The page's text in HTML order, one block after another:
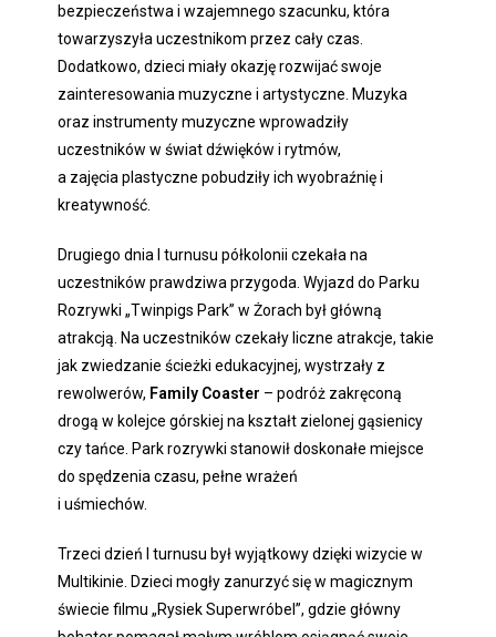
bezpieczeństwa i wzajemnego szacunku, która
towarzyszyła uczestnikom przez cały czas.
Dodatkowo, dzieci miały okazję rozwijać swoje
zainteresowania muzyczne i artystyczne. Muzyka
oraz instrumenty muzyczne wprowadziły
uczestników w świat dźwięków i rytmów,
a zajęcia plastyczne pobudziły ich wyobraźnię i
kreatywność.
Drugiego dnia I turnusu półkolonii czekała na
uczestników prawdziwa przygoda. Wyjazd do Parku
Rozrywki „Twinpigs Park” w Żorach był główną
atrakcją. Na uczestników czekały liczne atrakcje, takie
jak zwiedzanie ścieżki edukacyjnej, wystrzały z
rewolwerów, Family Coaster – podróż zakręconą
drogą w kolejce górskiej na kształt zielonej gąsienicy
czy tańce. Park rozrywki stanowił doskonałe miejsce
do spędzenia czasu, pełne wrażeń
i uśmiechów.
Trzeci dzień I turnusu był wyjątkowy dzięki wizycie w
Multikinie. Dzieci mogły zanurzyć się w magicznym
świecie filmu „Rysiek Superwróbel”, gdzie główny